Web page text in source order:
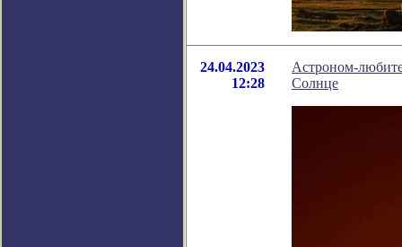
24.04.2023
12:28
Астроном-
Солнце